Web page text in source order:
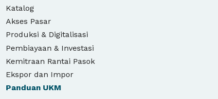
Katalog
Akses Pasar
Produksi & Digitalisasi
Pembiayaan & Investasi
Kemitraan Rantai Pasok
Ekspor dan Impor
Panduan UKM